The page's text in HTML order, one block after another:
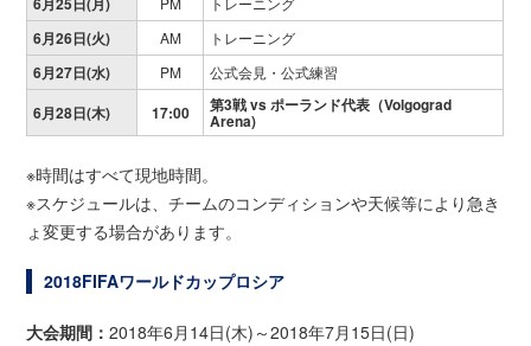
6月26日(火) AM トレーニング
6月27日(水) PM 公式会見・公式練習
6月28日(木) 17:00 第3戦vs ポーランド代表（Volgograd
Arena)
※時間はすべて現地時間。
※スケジュールは、チームのコンディションや天候等により急き
ょ変更する場合があります。
2018FIFAワールドカップロシア
大会期間：2018年6月14日(木)～2018年7月15日(日)